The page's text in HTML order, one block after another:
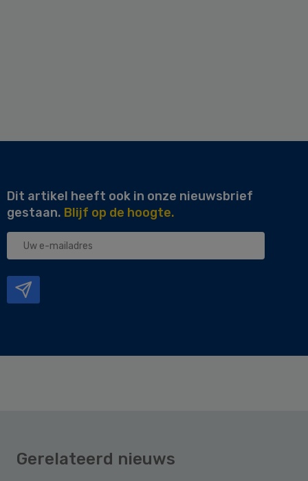
Dit artikel heeft ook in onze nieuwsbrief
gestaan. Blijf op de hoogte.
Uw
Gerelateerd nieuws